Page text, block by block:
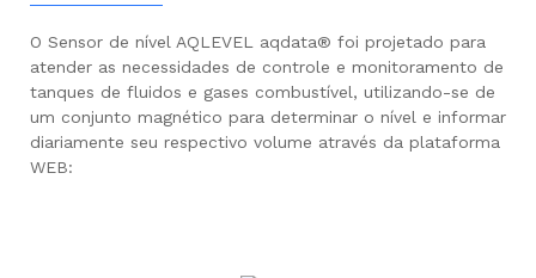
O Sensor de nível AQLEVEL aqdata® foi projetado para
atender as necessidades de controle e monitoramento de
tanques de fluidos e gases combustível, utilizando-se de
um conjunto magnético para determinar o nível e informar
diariamente seu respectivo volume através da plataforma
WEB: